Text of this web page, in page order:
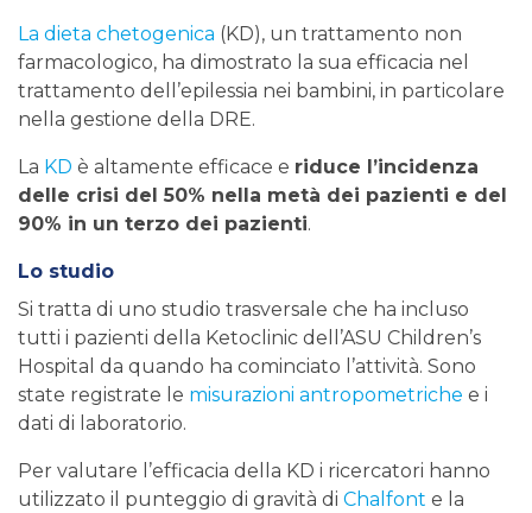
La dieta chetogenica (KD), un trattamento non
farmacologico, ha dimostrato la sua efficacia nel
trattamento dell’epilessia nei bambini, in particolare
nella gestione della DRE.
La KD è altamente efficace e riduce l’incidenza
delle crisi del 50% nella metà dei pazienti e del
90% in un terzo dei pazienti.
Lo studio
Si tratta di uno studio trasversale che ha incluso
tutti i pazienti della Ketoclinic dell’ASU Children’s
Hospital da quando ha cominciato l’attività. Sono
state registrate le misurazioni antropometriche e i
dati di laboratorio.
Per valutare l’efficacia della KD i ricercatori hanno
utilizzato il punteggio di gravità di Chalfont e la